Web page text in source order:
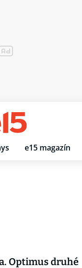
e15 magazín
Optimus druhé